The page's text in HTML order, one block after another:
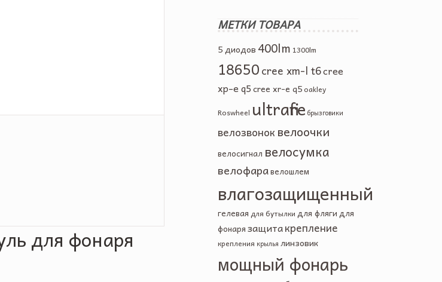
для фонаря
МЕТКИ ТОВАРА
5 диодов 400lm 1300lm
18650cree xm-l t6cree
xp-e q5cree xr-e q5 oakley
Roswheel ultrafire брызговики
велозвоноквелоочки
велосигнал велосумка
велофаравелошлем
влагозащищенный
гелевая для бутылки для фляги для
фонаря защитакрепление
крепления крылья линзовик
мощный фонарь